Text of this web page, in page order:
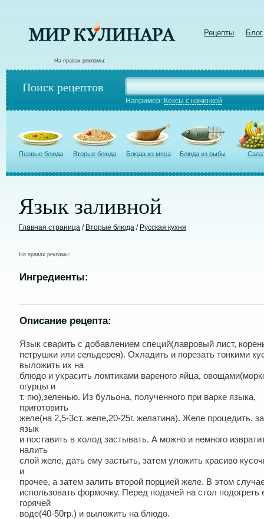
Рецепты Блог
На правах рекламы:
Поиск рецептов
Например: Кексы с начинкой
Первые блюда Вторые блюда Блюда из мяса Блюда из рыбы
Язык заливной
Главная страница / Вторые блюда / Русская кухня
На правах рекламы:
Ингредиенты:
Описание рецепта:
Язык сварить с добавлением специй(лавровый лист,
петрушки или сельдерея). Охладить и порезать тонкими
выложить их на
блюдо и украсить ломтиками вареного яйца,
огурцы и
т. пю),зеленью. Из бульона, полученного при варке языка,
приготовить
желе(на 2,5-3ст. желе,20-25г. желатина). Желе процедить,
язык
и поставить в холод застывать. А можно и немного
налить
слой желе, дать ему застыть, затем уложить красиво
и
прочее, а затем залить второй порцией желе. В этом
использовать формочку. Перед подачей на стол подогреть
горячей
воде(40-50гр.) и выложить на блюдо.